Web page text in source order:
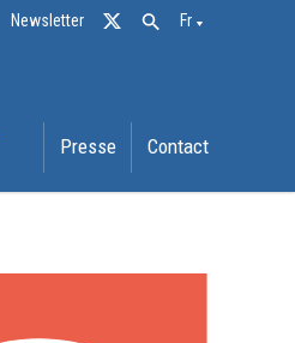
Newsletter Fr
Presse Contact